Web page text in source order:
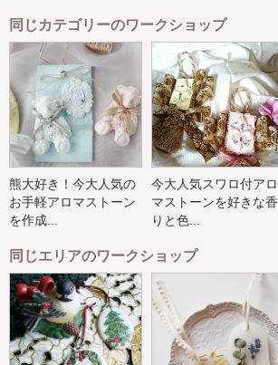
同じカテゴリーのワークショップ
熊大好き！今大人気の
お手軽アロマストーン
を作成...
今大人気スワロ付アロ
マストーンを好きな香
りと色...
同じエリアのワークショップ